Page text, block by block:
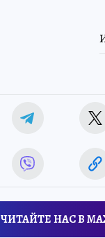
ЧИТАЙТЕ НАС В